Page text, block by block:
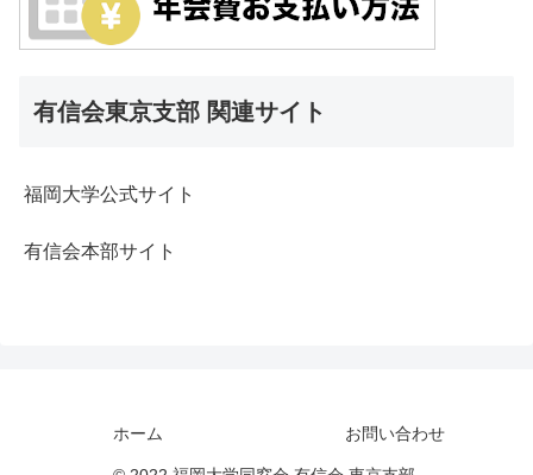
有信会東京支部 関連サイト
福岡大学公式サイト
有信会本部サイト
ホーム お問い合わせ